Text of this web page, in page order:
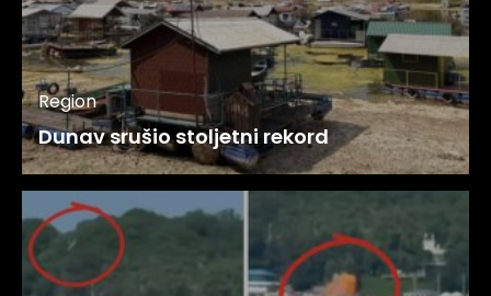
Region
Dunav srušio stoljetni rekord